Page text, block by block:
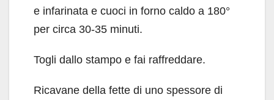
e infarinata e cuoci in forno caldo a 180°
per circa 30-35 minuti.
Togli dallo stampo e fai raffreddare.
Ricavane della fette di uno spessore di